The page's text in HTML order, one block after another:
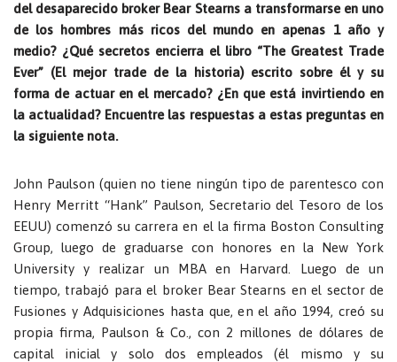
del desaparecido broker Bear Stearns a transformarse en uno
de los hombres más ricos del mundo en apenas 1 año y
medio? ¿Qué secretos encierra el libro “The Greatest Trade
Ever” (El mejor trade de la historia) escrito sobre él y su
forma de actuar en el mercado? ¿En que está invirtiendo en
la actualidad? Encuentre las respuestas a estas preguntas en
la siguiente nota.
John Paulson (quien no tiene ningún tipo de parentesco con
Henry Merritt “Hank” Paulson, Secretario del Tesoro de los
EEUU) comenzó su carrera en el la firma Boston Consulting
Group, luego de graduarse con honores en la New York
University y realizar un MBA en Harvard. Luego de un
tiempo, trabajó para el broker Bear Stearns en el sector de
Fusiones y Adquisiciones hasta que, en el año 1994, creó su
propia firma, Paulson & Co., con 2 millones de dólares de
capital inicial y solo dos empleados (él mismo y su